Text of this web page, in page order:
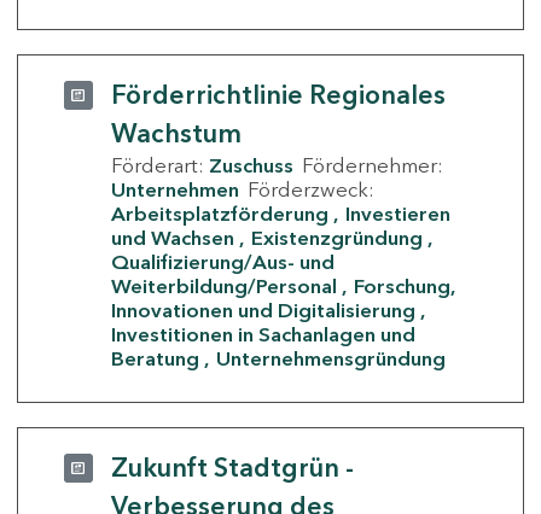
Förderrichtlinie Regionales
Wachstum
Förderart: Zuschuss Fördernehmer:
Unternehmen Förderzweck:
Arbeitsplatzförderung
Investieren
und Wachsen
Existenzgründung
Qualifizierung/Aus- und
Weiterbildung/Personal
Forschung,
Innovationen und Digitalisierung
Investitionen in Sachanlagen und
Beratung
Unternehmensgründung
Zukunft Stadtgrün -
Verbesserung des